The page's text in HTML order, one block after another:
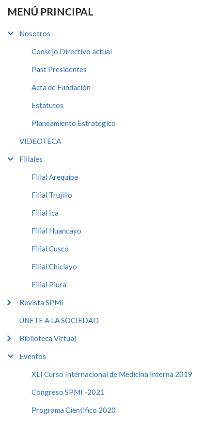
MENÚ PRINCIPAL
Nosotros
Consejo Directivo actual
Past Presidentes
Acta de Fundación
Estatutos
Planeamiento Estratégico
VIDEOTECA
Filiales
Filial Arequipa
Filial Trujillo
Filial Ica
Filial Huancayo
Filial Cusco
Filial Chiclayo
Filial Piura
Revista SPMI
ÚNETE A LA SOCIEDAD
Biblioteca Virtual
Eventos
XLI Curso Internacional de Medicina Interna 2019
Congreso SPMI -2021
Programa Cientifico 2020